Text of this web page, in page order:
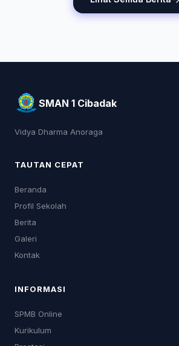
SMAN 1 Cibadak
Vidya Dharma Anoraga
TAUTAN CEPAT
Beranda
Profil Sekolah
Berita
Galeri
Kontak
INFORMASI
SPMB Online
Kurikulum